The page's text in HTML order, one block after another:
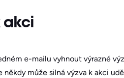
akci
e-mailu vyhnout výrazné
někdy může silná výzva k akci